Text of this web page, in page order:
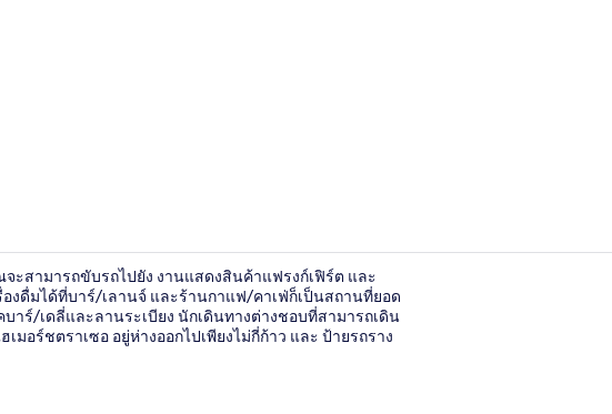
อาหารเช้าแบบบุฟเฟ่ต์ทุกวัน (คิดค่าบริการ)
ะสามารถขับรถไปยัง งานแสดงสินค้าแฟรงก์เฟิร์ต และ
งดื่มได้ที่บาร์/เลานจ์ และร้านกาแฟ/คาเฟ่ก็เป็นสถานที่ยอด
าร์/เดลี่และลานระเบียง นักเดินทางต่างชอบที่สามารถเดิน
อร์ชตราเซอ อยู่ห่างออกไปเพียงไม่กี่ก้าว และ ป้ายรถราง